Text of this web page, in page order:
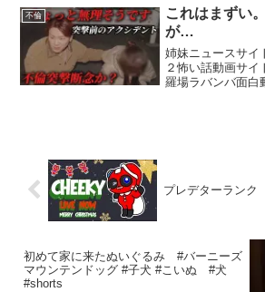
集しております！
下記リンクの動...
不倫
これはまずい
が…
姉妹ニュースサイ
２怖い話動画サ
羅場ラバンバ面白
プレデターランク
初めて家に来たぬいぐるみ #バーニーズ
マウンテンドッグ #子犬 #こいぬ #犬
#shorts